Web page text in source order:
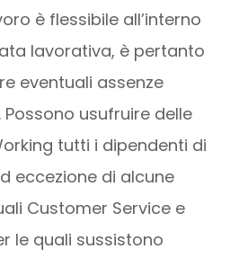
è flessibile all’interno
lavorativa, è pertanto
eventuali assenze
usufruire delle
tutti i dipendenti di
eccezione di alcune
Customer Service e
le quali sussistono